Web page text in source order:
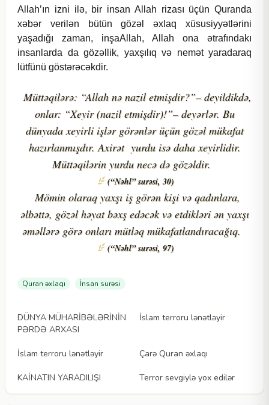
Allah’ın izni ilə, bir insan Allah rizası üçün Quranda
xəbər verilən bütün gözəl əxlaq xüsusiyyətlərini
yaşadığı zaman, inşaAllah, Allah ona ətrafındakı
insanlarda da gözəllik, yaxşılıq və nemət yaradaraq
lütfünü göstərəcəkdir.
Müttəqilərə: “Allah nə nazil etmişdir?”– deyildikdə,
onlar: “Xeyir (nazil etmişdir)!”– deyərlər. Bu
dünyada xeyirli işlər görənlər üçün gözəl mükafat
hazırlanmışdır. Axirət yurdu isə daha xeyirlidir.
Müttəqilərin yurdu necə də gözəldir.
(“Nəhl” surəsi, 30)
Mömin olaraq yaxşı iş görən kişi və qadınlara,
əlbəttə, gözəl həyat bəxş edəcək və etdikləri ən yaxşı
əməllərə görə onları mütləq mükafatlandıracağıq.
(“Nəhl” surəsi, 97)
Quran əxlaqı İnsan surəsi
DÜNYA MÜHARİBƏLƏRİNİN
PƏRDƏ ARXASI
İslam terroru lənətləyir
İslam terroru lənətləyir Çarə Quran əxlaqı
KAİNATIN YARADILIŞI Terror sevgiylə yox edilər